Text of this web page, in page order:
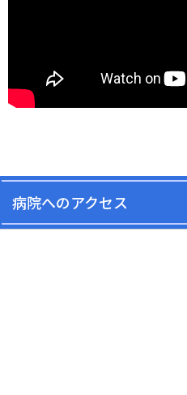
病院へのアクセス